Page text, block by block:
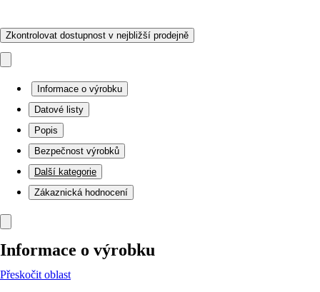
Zkontrolovat dostupnost v nejbližší prodejně
Informace o výrobku
Datové listy
Popis
Bezpečnost výrobků
Další kategorie
Zákaznická hodnocení
Informace o výrobku
Přeskočit oblast